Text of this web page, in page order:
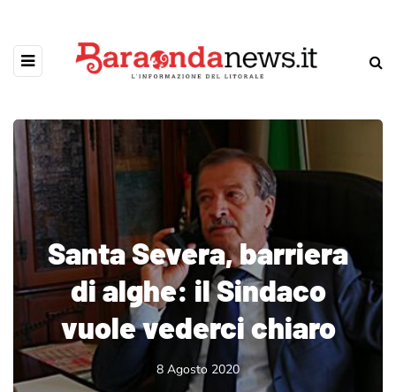
Santa Severa, barriera
di alghe: il Sindaco
vuole vederci chiaro
8 Agosto 2020